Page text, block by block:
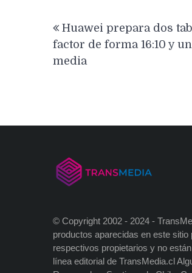
de
entradas
Huawei prepara dos
factor de forma 16:10 y
media
© Copyright 2002 - 2024 -
productos aparecidas en este sitio
respectivos propietarios y no
línea editorial de TransMedia.cl